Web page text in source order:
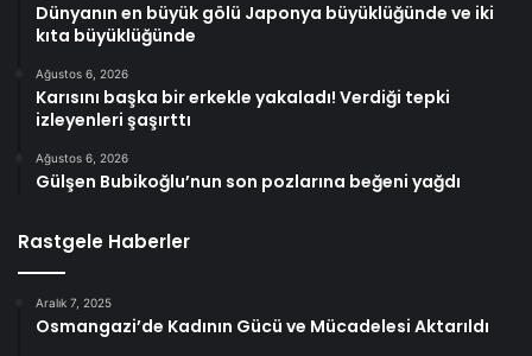
Dünyanın en büyük gölü Japonya büyüklüğünde ve iki
kıta büyüklüğünde
Ağustos 6, 2026
Karısını başka bir erkekle yakaladı! Verdiği tepki
izleyenleri şaşırttı
Ağustos 6, 2026
Gülşen Bubikoğlu’nun son pozlarına beğeni yağdı
Rastgele Haberler
Aralık 7, 2025
Osmangazi’de Kadının Gücü ve Mücadelesi Aktarıldı